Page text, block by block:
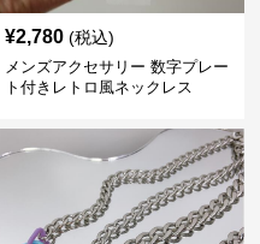
¥2,780 (税込)
メンズアクセサリー 数字プレー
ト付きレトロ風ネックレス